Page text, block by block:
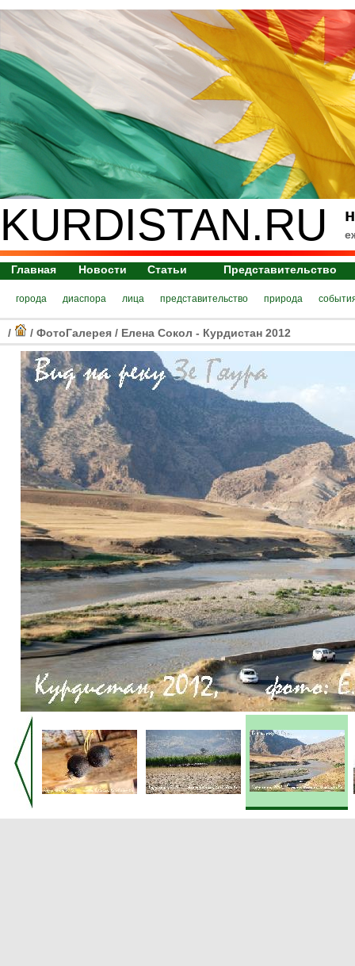
KURDISTAN.RU
Главная Новости Статьи Представительство
города диаспора лица представительство природа
/ / ФотоГалерея / Елена Сокол - Курдистан 2012